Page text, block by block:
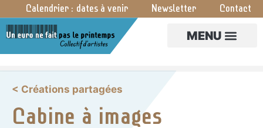
Calendrier : dates à venir Newsletter Contact
< Créations partagées
Cabine à images